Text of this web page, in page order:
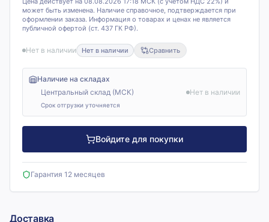
может быть изменена. Наличие справочное, подтверждается при
оформлении заказа. Информация о товарах и ценах не является
публичной офертой (ст. 437 ГК РФ).
Нет в наличии Нет в наличии Сравнить
Наличие на складах
Центральный склад (МСК)
Нет в наличии
Срок отгрузки уточняется
Войдите для покупки
Гарантия 12 месяцев
Доставка